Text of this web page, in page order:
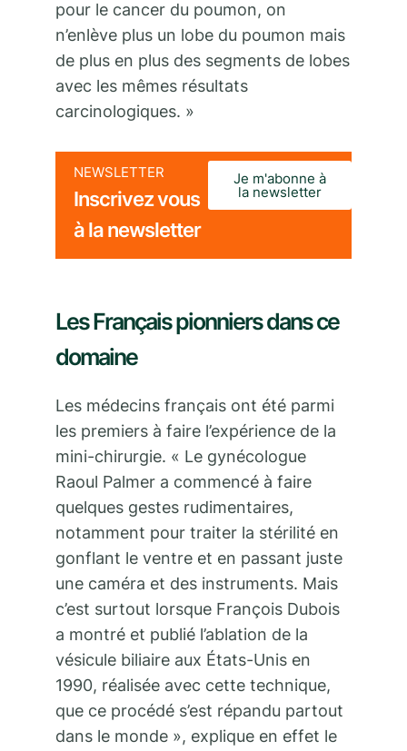
pour le cancer du poumon, on
n’enlève plus un lobe du poumon mais
de plus en plus des segments de lobes
avec les mêmes résultats
carcinologiques. »
NEWSLETTER
Inscrivez vous
à la newsletter
Je m'abonne à
la newsletter
Les Français pionniers dans ce
domaine
Les médecins français ont été parmi
les premiers à faire l’expérience de la
mini-chirurgie. « Le gynécologue
Raoul Palmer a commencé à faire
quelques gestes rudimentaires,
notamment pour traiter la stérilité en
gonflant le ventre et en passant juste
une caméra et des instruments. Mais
c’est surtout lorsque François Dubois
a montré et publié l’ablation de la
vésicule biliaire aux États-Unis en
1990, réalisée avec cette technique,
que ce procédé s’est répandu partout
dans le monde », explique en effet le